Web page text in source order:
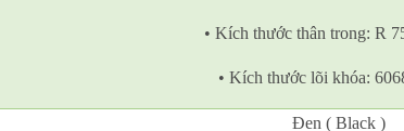
• Kích thước thân trong: R
• Kích thước lõi khóa:
Đen ( Black )